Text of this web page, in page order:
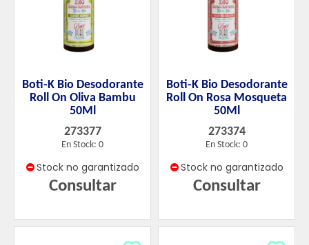
Boti-K Bio Desodorante
Roll On Oliva Bambu
50Ml
273377
En Stock: 0
Stock no garantizado
Consultar
Boti-K Bio Desodorante
Roll On Rosa Mosqueta
50Ml
273374
En Stock: 0
Stock no garantizado
Consultar